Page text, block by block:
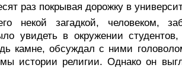
раз покрывая дорожку в
некой загадкой, человеком,
увидеть в окружении
камне, обсуждал с ними
истории религии. Однако он